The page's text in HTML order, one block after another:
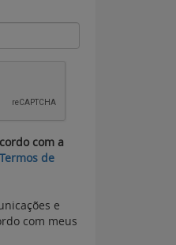
com a
Termos de
e
com meus